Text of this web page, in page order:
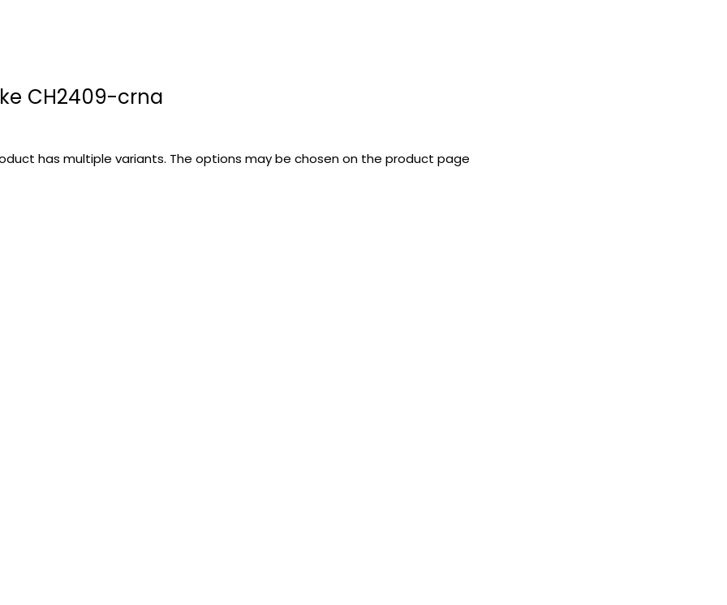
CH2409-crna
has multiple variants. The options may be chosen on the product page